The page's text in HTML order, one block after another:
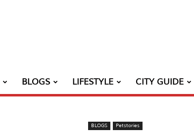
BLOGS LIFESTYLE CITY GUIDE
BLOGS Petstories